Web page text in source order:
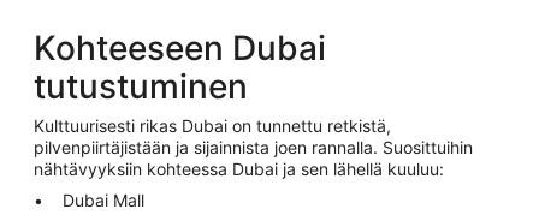
Kohteeseen Dubai
tutustuminen
Kulttuurisesti rikas Dubai on tunnettu retkistä,
pilvenpiirtäjistään ja sijainnista joen rannalla. Suosittuihin
nähtävyyksiin kohteessa Dubai ja sen lähellä kuuluu:
Dubai Mall